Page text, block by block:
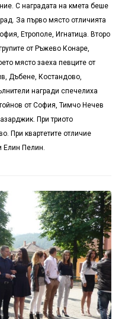
С наградата на кмета беше
За първо място отличията
Етрополе, Игнатица. Второ
от Ръжево Конаре,
място заеха певците от
Дъбене, Костандово,
награди спечелиха
от София, Тимчо Нечев
При триото
При квартетите отличие
Елин Пелин.